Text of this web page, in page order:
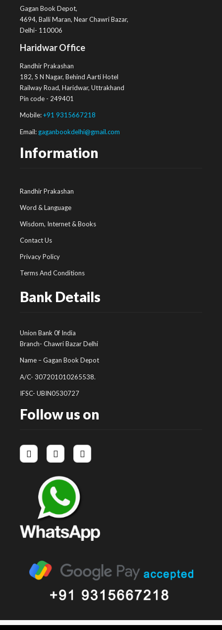
Gagan Book Depot,
4694, Balli Maran, Near Chawri Bazar,
Delhi- 110006
Haridwar Office
Randhir Prakashan
182, S N Nagar, Behind Aarti Hotel
Railway Road, Haridwar, Uttrakhand
Pin code - 249401
Mobile:+91 9315667218
Email: gaganbookdelhi@gmail.com
Information
Randhir Prakashan
Word & Language
Wisdom, Internet & Books
Contact Us
Privacy Policy
Terms And Conditions
Bank Details
Union Bank 0f India
Branch- Chawri Bazar Delhi
Name – Gagan Book Depot
A/C- 307201010265538.
IFSC- UBIN0530727
Follow us on